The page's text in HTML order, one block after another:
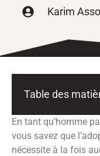
Karim
Table des
En tant qu’homme
vous savez que
nécessite à la fois